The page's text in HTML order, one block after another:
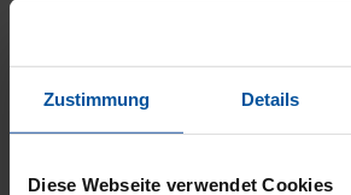
Zustimmung Details
Diese Webseite verwendet Cookies
DSB Säurebau GmbH has been
systems for floors in commercial
With our “Stellapox kitchen flooring”